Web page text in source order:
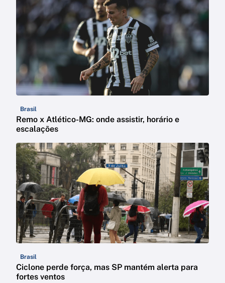
Brasil
Remo x Atlético-MG: onde assistir, horário e
escalações
Brasil
Ciclone perde força, mas SP mantém alerta para
fortes ventos